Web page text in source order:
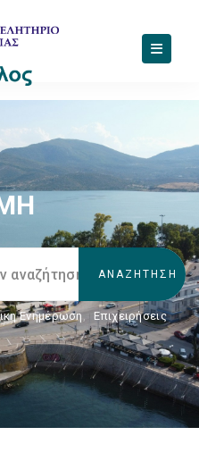
Ενημέρωση, Επιχειρήσεις